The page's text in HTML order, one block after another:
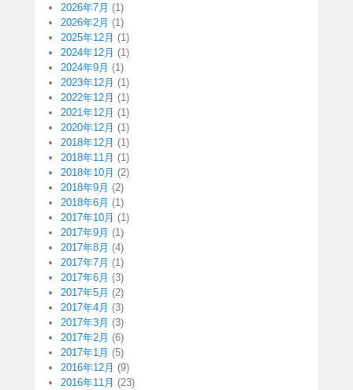
2026年7月 (1)
2026年2月 (1)
2025年12月 (1)
2024年12月 (1)
2024年9月 (1)
2023年12月 (1)
2022年12月 (1)
2021年12月 (1)
2020年12月 (1)
2018年12月 (1)
2018年11月 (1)
2018年10月 (2)
2018年9月 (2)
2018年6月 (1)
2017年10月 (1)
2017年9月 (1)
2017年8月 (4)
2017年7月 (1)
2017年6月 (3)
2017年5月 (2)
2017年4月 (3)
2017年3月 (3)
2017年2月 (6)
2017年1月 (5)
2016年12月 (9)
2016年11月 (23)